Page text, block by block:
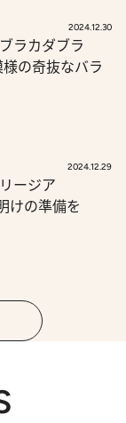
2024.12.30
ラカダブラ
の奇抜なバラ
2024.12.29
ージア
けの準備を